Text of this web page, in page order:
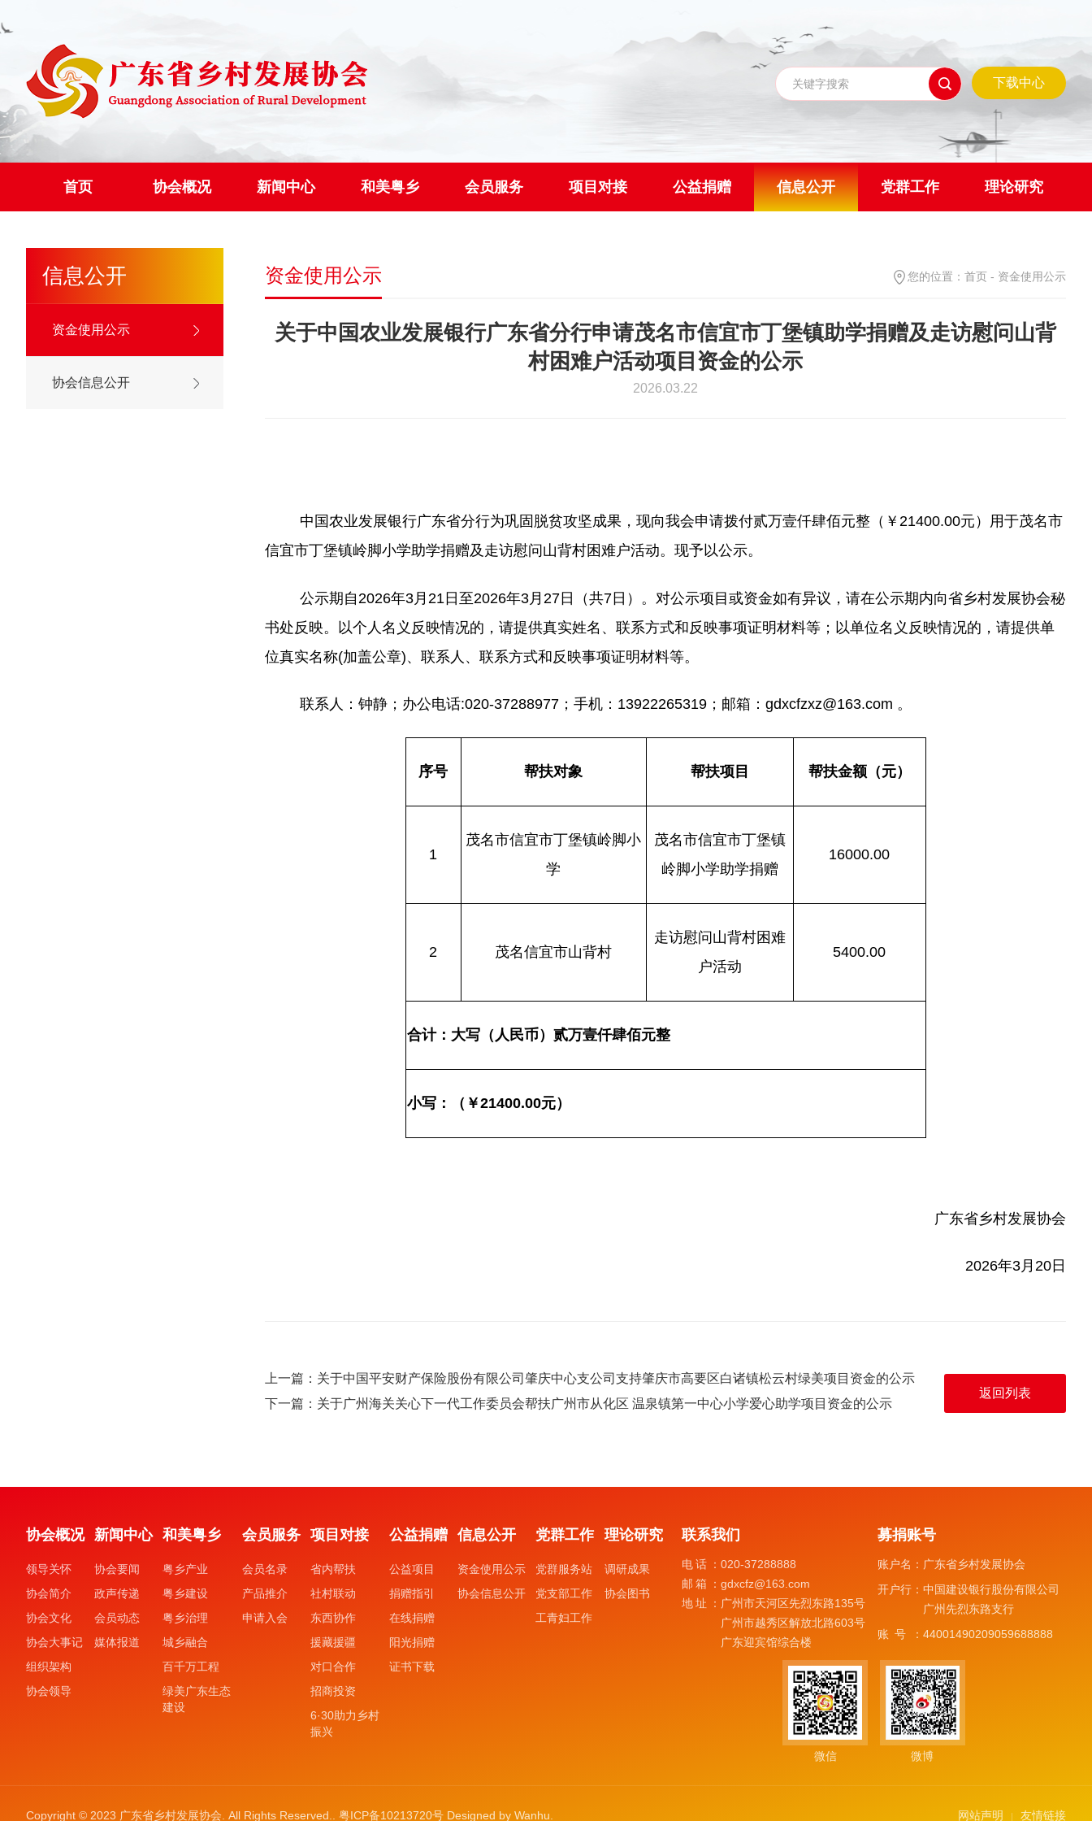
下载中心
首页 协会概况 新闻中心 和美粤乡 会员服务 项目对接 公益捐赠 信息公开 党群工作 理论研究
信息公开
资金使用公示
协会信息公开
资金使用公示 您的位置： 首页 - 资金使用公示
关于中国农业发展银行广东省分行申请茂名市信宜市丁堡镇助学捐赠及走访慰问山背
村困难户活动项目资金的公示
2026.03.22
中国农业发展银行广东省分行为巩固脱贫攻坚成果，现向我会申请拨付贰万壹仟肆佰元整 （￥21400.00元） 用于茂名市
信宜市丁堡镇岭脚小学助学捐赠及走访慰问山背村困难户活动。现予以公示。
公示期自 2026年3 月 21 日至2026年3 月 27日（共7日）。对公示项目或资金如有异议，请在公示期内向省乡村发展协会秘
书处反映。以个人名义反映情况的，请提供真实姓名、联系方式和反映事项证明材料等；以单位名义反映情况的，请提供单
位真实名称(加盖公章)、联系人、联系方式和反映事项证明材料等。
联系人：钟静 ；办公电话:020-37288977；手机：13922265319 ；邮箱：gdxcfzxz@163.com 。
序号 帮扶对象 帮扶项目 帮扶金额（元）
1
茂名市信宜市丁堡镇岭脚小
学
茂名市信宜市丁堡镇
岭脚小学助学捐赠
16000.00
2 茂名信宜市山背村
走访慰问山背村困难
户活动
5400.00
合计：大写（人民币） 贰万壹仟肆佰元整
小写：（￥21400.00元）
广东省乡村发展协会
2026年3月20日
返回列表
上一篇：关于中国平安财产保险股份有限公司肇庆中心支公司支持肇庆市高要区白诸镇松云村绿美项目资金的公示
下一篇：关于广州海关关心下一代工作委员会帮扶广州市从化区 温泉镇第一中心小学爱心助学项目资金的公示
协会概况
领导关怀
协会简介
协会文化
协会大事记
组织架构
协会领导
新闻中心
协会要闻
政声传递
会员动态
媒体报道
和美粤乡
粤乡产业
粤乡建设
粤乡治理
城乡融合
百千万工程
绿美广东生态
建设
会员服务
会员名录
产品推介
申请入会
项目对接
省内帮扶
社村联动
东西协作
援藏援疆
对口合作
招商投资
6·30助力乡村
振兴
公益捐赠
公益项目
捐赠指引
在线捐赠
阳光捐赠
证书下载
信息公开
资金使用公示
协会信息公开
党群工作
党群服务站
党支部工作
工青妇工作
理论研究
调研成果
协会图书
联系我们
电话：020-37288888
邮箱：gdxcfz@163.com
地址： 广州市天河区先烈东路135号
广州市越秀区解放北路603号
广东迎宾馆综合楼
募捐账号
账户名： 广东省乡村发展协会
开户行：中国建设银行股份有限公司
广州先烈东路支行
账号：44001490209059688888
微信 微博
网站声明 友情链接
Copyright © 2023 广东省乡村发展协会. All Rights Reserved.. 粤ICP备10213720号 Designed by Wanhu.